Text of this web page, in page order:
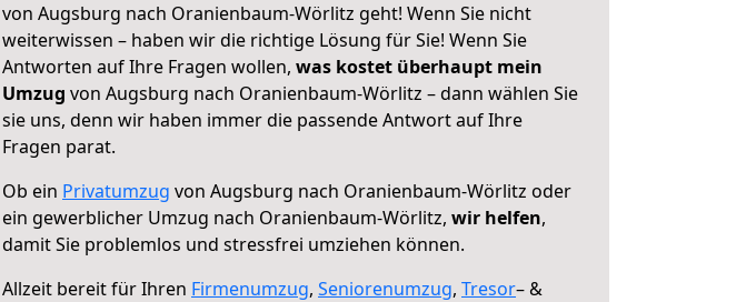
von Augsburg nach Oranienbaum-Wörlitz geht! Wenn Sie nicht
weiterwissen – haben wir die richtige Lösung für Sie! Wenn Sie
Antworten auf Ihre Fragen wollen, was kostet überhaupt mein
Umzug von Augsburg nach Oranienbaum-Wörlitz – dann wählen Sie
sie uns, denn wir haben immer die passende Antwort auf Ihre
Fragen parat.
Ob ein Privatumzug von Augsburg nach Oranienbaum-Wörlitz oder
ein gewerblicher Umzug nach Oranienbaum-Wörlitz, wir helfen,
damit Sie problemlos und stressfrei umziehen können.
Allzeit bereit für Ihren Firmenumzug, Seniorenumzug, Tresor– &